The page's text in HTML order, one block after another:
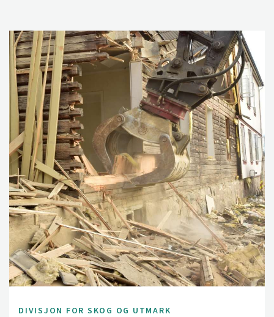
DIVISJON FOR SKOG OG UTMARK